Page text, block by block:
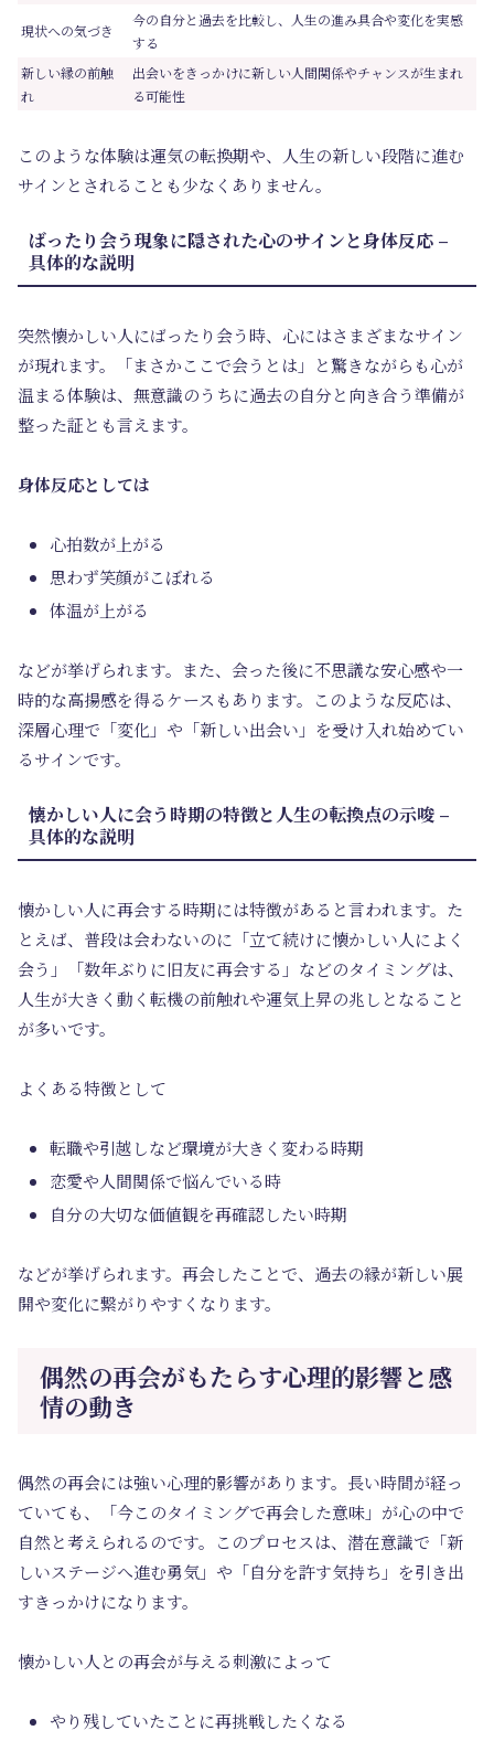
現状への気づき
今の自分と過去を比較し、人生の進み具合や変化を実感
する
新しい縁の前触
れ
出会いをきっかけに新しい人間関係やチャンスが生まれ
る可能性
このような体験は運気の転換期や、人生の新しい段階に進む
サインとされることも少なくありません。
ばったり会う現象に隠された心のサインと身体反応 –
具体的な説明
突然懐かしい人にばったり会う時、心にはさまざまなサイン
が現れます。「まさかここで会うとは」と驚きながらも心が
温まる体験は、無意識のうちに過去の自分と向き合う準備が
整った証とも言えます。
身体反応としては
心拍数が上がる
思わず笑顔がこぼれる
体温が上がる
などが挙げられます。また、会った後に不思議な安心感や一
時的な高揚感を得るケースもあります。このような反応は、
深層心理で「変化」や「新しい出会い」を受け入れ始めてい
るサインです。
懐かしい人に会う時期の特徴と人生の転換点の示唆 –
具体的な説明
懐かしい人に再会する時期には特徴があると言われます。た
とえば、普段は会わないのに「立て続けに懐かしい人によく
会う」「数年ぶりに旧友に再会する」などのタイミングは、
人生が大きく動く転機の前触れや運気上昇の兆しとなること
が多いです。
よくある特徴として
転職や引越しなど環境が大きく変わる時期
恋愛や人間関係で悩んでいる時
自分の大切な価値観を再確認したい時期
などが挙げられます。再会したことで、過去の縁が新しい展
開や変化に繋がりやすくなります。
偶然の再会がもたらす心理的影響と感
情の動き
偶然の再会には強い心理的影響があります。長い時間が経っ
ていても、「今このタイミングで再会した意味」が心の中で
自然と考えられるのです。このプロセスは、潜在意識で「新
しいステージへ進む勇気」や「自分を許す気持ち」を引き出
すきっかけになります。
懐かしい人との再会が与える刺激によって
やり残していたことに再挑戦したくなる